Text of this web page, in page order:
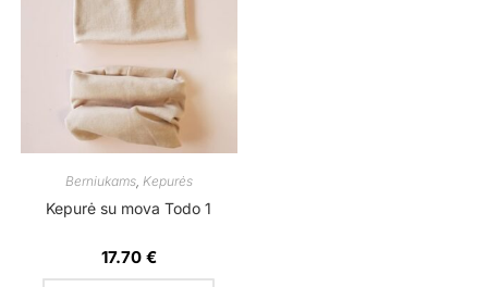
Berniukams, Kepurės
Kepurė su mova Todo 1
17.70 €